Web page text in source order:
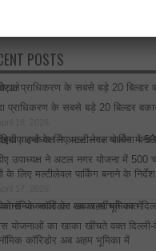
POSTS
प्राधिकरण के सबसे बड़े 20 बिल्डर
उपाध्यक्ष ने अटल नगर योजना में 500
के लिए मल्टीलेवल पार्किंग बनाने के निर्देश
योजनाओं का खाका खींचते वक्त दिल्ली-
कॉरिडोर अब अहम भूमिका में